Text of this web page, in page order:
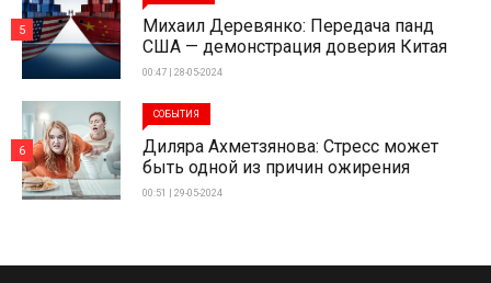
Михаил Деревянко: Передача панд
США — демонстрация доверия Китая
00:47 | 28-05-2024
5
СОБЫТИЯ
Диляра Ахметзянова: Стресс может
быть одной из причин ожирения
00:51 | 29-05-2024
6